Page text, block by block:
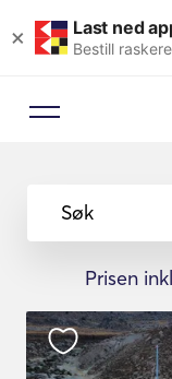
× Last ned
Bestill
Søk
Prisen